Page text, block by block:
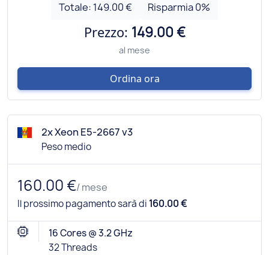
Totale: 149.00 € Risparmia0%
Prezzo: 149.00 €
al mese
Ordina ora
2x Xeon E5-2667 v3
Peso medio
160.00 €/ mese
Il prossimo pagamento sarà di 160.00 €
16 Cores @ 3.2 GHz
32 Threads